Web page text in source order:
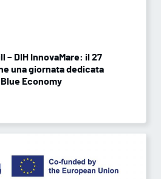
– DIH InnovaMare: il 27
una giornata dedicata
Economy